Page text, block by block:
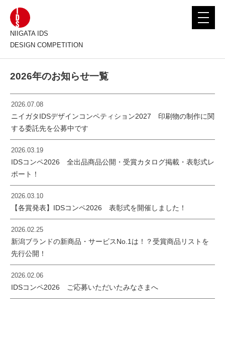
NIIGATA IDS
DESIGN COMPETITION
toggle
2026年のお知らせ一覧
2026.07.08
ニイガタIDSデザインコンペティション2027 印刷物の制作に関
する委託先を公募中です
2026.03.19
IDSコンペ2026 全出品商品公開・受賞カタログ掲載・表彰式レ
ポート！
2026.03.10
【各賞発表】IDSコンペ2026 表彰式を開催しました！
2026.02.25
新潟ブランドの新商品・サービスNo.1は！？受賞商品リストを
先行公開！
2026.02.06
IDSコンペ2026 ご応募いただいたみなさまへ